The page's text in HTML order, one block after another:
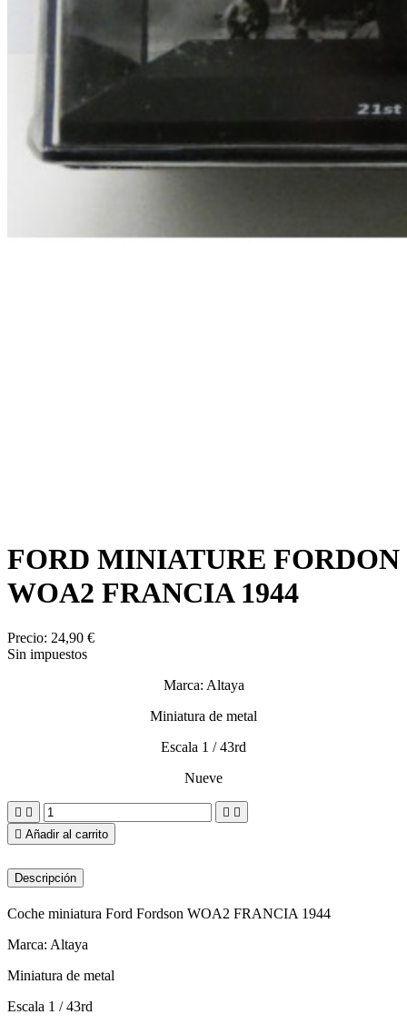
FORD MINIATURE FORDON
WOA2 FRANCIA 1944
Precio: 24,90 €
Sin impuestos
Marca: Altaya
Miniatura de metal
Escala 1 / 43rd
Nueve
   
 Añadir al carrito
Descripción
Coche miniatura Ford Fordson WOA2 FRANCIA 1944
Marca: Altaya
Miniatura de metal
Escala 1 / 43rd